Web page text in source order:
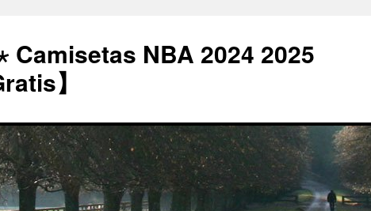
Camisetas NBA 2024 2025
】